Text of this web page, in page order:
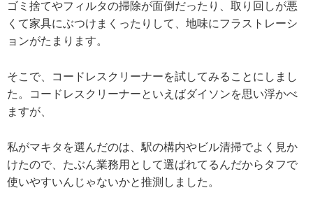
ゴミ捨てやフィルタの掃除が面倒だったり、取り回しが悪
くて家具にぶつけまくったりして、地味にフラストレーシ
ョンがたまります。
そこで、コードレスクリーナーを試してみることにしまし
た。コードレスクリーナーといえばダイソンを思い浮かべ
ますが、
私がマキタを選んだのは、駅の構内やビル清掃でよく見か
けたので、たぶん業務用として選ばれてるんだからタフで
使いやすいんじゃないかと推測しました。